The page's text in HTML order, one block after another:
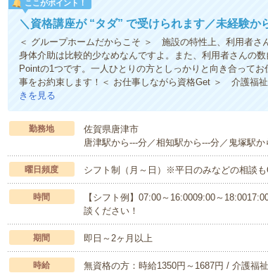
ここがポイント！
＼資格講座が “タダ” で受けられます／未経験か
＜ グループホームだからこそ ＞ 施設の特性上、利用者さ
身体介助は比較的少なめなんですよ。また、利用者さんの
Pointの1つです。一人ひとりの方としっかりと向き合って
事をお約束します！＜ お仕事しながら資格Get ＞ 介護福
きを見る
勤務地
佐賀県唐津市
唐津駅から---分／相知駅から---分／鬼塚駅
曜日頻度 シフト制（月～日）※平日のみなどの相談
時間
【シフト例】07:00～16:0009:00～
談ください！
期間 即日～2ヶ月以上
時給
無資格の方：時給1350円～1687円 / 介護福